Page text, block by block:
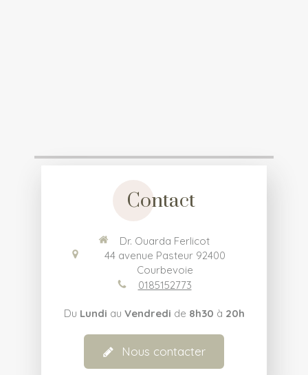
Contact
Dr. Ouarda Ferlicot
44 avenue Pasteur 92400
Courbevoie
0185152773
Du Lundi au Vendredi de 8h30 à 20h
Nous contacter